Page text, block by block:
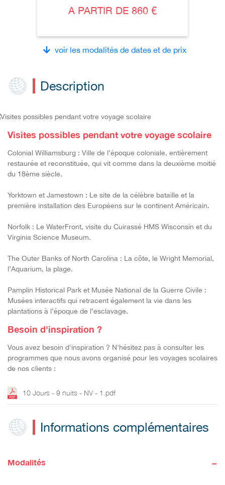
A PARTIR DE 860 €
voir les modalités de dates et de prix
Description
Visites possibles pendant votre voyage scolaire
Colonial Williamsburg : Ville de l’époque coloniale, entièrement
restaurée et reconstituée, qui vit comme dans la deuxième moitié
du 18ème siècle.
Yorktown et Jamestown : Le site de la célèbre bataille et la
première installation des Européens sur le continent Américain.
Norfolk : Le WaterFront, visite du Cuirassé HMS Wisconsin et du
Virginia Science Museum.
The Outer Banks of North Carolina : La côte, le Wright Memorial,
l’Aquarium, la plage.
Pamplin Historical Park et Musée National de la Guerre Civile :
Musées interactifs qui retracent également la vie dans les
plantations à l’époque de l’esclavage.
Besoin d'inspiration ?
Vous avez besoin d'inspiration ? N'hésitez pas à consulter les
programmes que nous avons organisé pour les voyages scolaires
de nos clients :
10 Jours - 9 nuits - NV - 1.pdf
Informations complémentaires
Modalités -